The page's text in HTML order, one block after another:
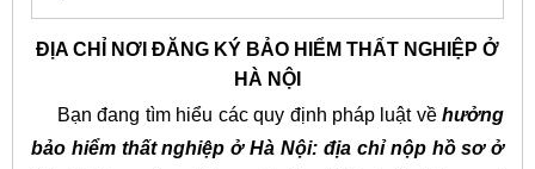
ĐỊA CHỈ NƠI ĐĂNG KÝ BẢO HIỂM THẤT NGHIỆP Ở
HÀ NỘI
Bạn đang tìm hiểu các quy định pháp luật vềhưởng
bảo hiểm thất nghiệp ở Hà Nội: địa chỉ nộp hồ sơ ở